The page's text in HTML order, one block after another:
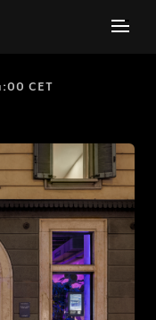
CET